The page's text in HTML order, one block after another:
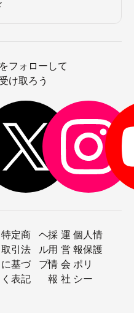
フォローして
け取ろう
特定商
取引法
に基づ
く表記
ヘ
ル
プ
採
用
情
報
運
営
会
社
個人情
報保護
ポリ
シー